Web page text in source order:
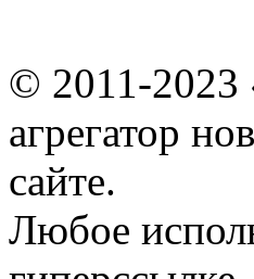
© 2011-2023
агрегатор
сайте.
Любое